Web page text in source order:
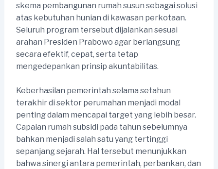
skema pembangunan rumah susun sebagai solusi
atas kebutuhan hunian di kawasan perkotaan.
Seluruh program tersebut dijalankan sesuai
arahan Presiden Prabowo agar berlangsung
secara efektif, cepat, serta tetap
mengedepankan prinsip akuntabilitas.
Keberhasilan pemerintah selama setahun
terakhir di sektor perumahan menjadi modal
penting dalam mencapai target yang lebih besar.
Capaian rumah subsidi pada tahun sebelumnya
bahkan menjadi salah satu yang tertinggi
sepanjang sejarah. Hal tersebut menunjukkan
bahwa sinergi antara pemerintah, perbankan, dan